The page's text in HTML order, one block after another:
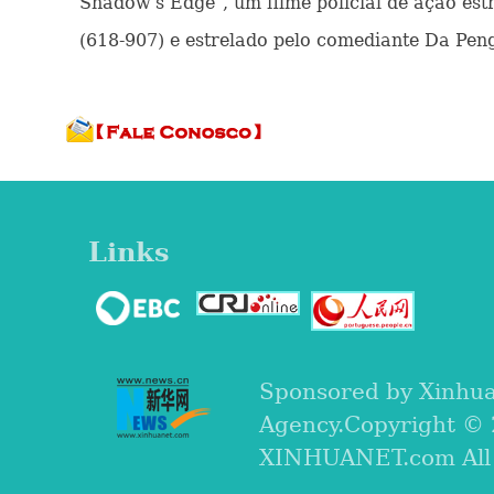
(618-907) e estrelado pelo comediante Da
Links
Sponsored by
Agency.Copyright
XINHUANET.com